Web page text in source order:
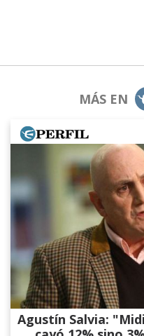
MÁS EN
Agustín Salvia: